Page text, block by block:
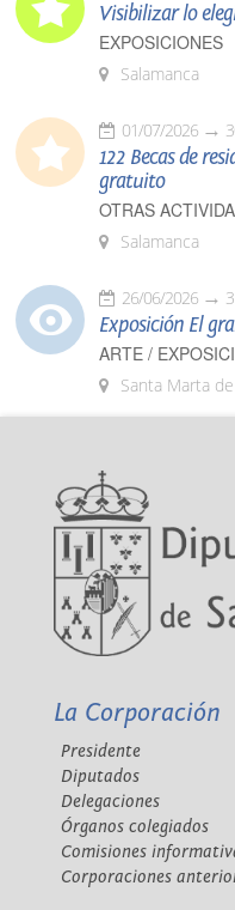
Visibilizar lo
EXPOSICIONES
Salamanca
01/07/2026
122 Becas de
gratuito
OTRAS
Salamanca
26/06/2026
Exposición El
ARTE /
Santa Marta
La Corporación
Presidente
Diputados
Delegaciones
Órganos colegiados
Comisiones
Corporaciones